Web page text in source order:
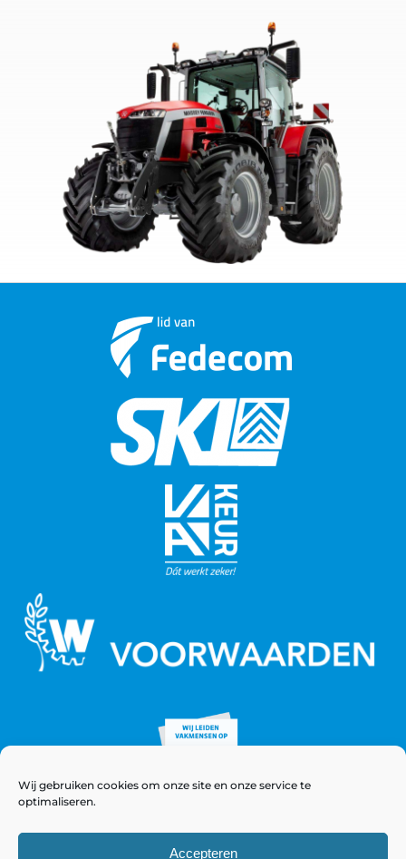
Wij gebruiken cookies om onze site en onze service te
optimaliseren.
Accepteren